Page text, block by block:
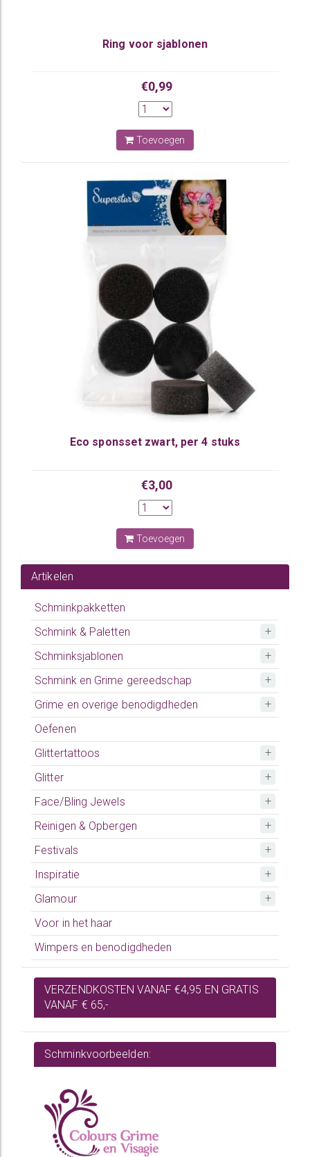
Ring voor sjablonen
€0,99
Toevoegen
Eco sponsset zwart, per 4 stuks
€3,00
Toevoegen
Artikelen
Schminkpakketten
Schmink & Paletten
Schminksjablonen
Schmink en Grime gereedschap
Grime en overige benodigdheden
Oefenen
Glittertattoos
Glitter
Face/Bling Jewels
Reinigen & Opbergen
Festivals
Inspiratie
Glamour
Voor in het haar
Wimpers en benodigdheden
VERZENDKOSTEN VANAF €4,95 EN GRATIS
VANAF € 65,-
Schminkvoorbeelden: